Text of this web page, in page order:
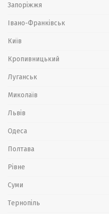
Запоріжжя
Івано-Франківськ
Київ
Кропивницький
Луганськ
Миколаїв
Львів
Одеса
Полтава
Рівне
Суми
Тернопіль